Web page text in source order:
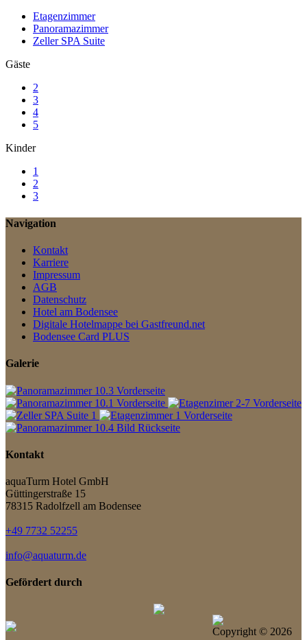
Etagenzimmer
Panoramazimmer
Zeller SPA Suite
Gäste
2
3
4
5
Kinder
1
2
3
Navigation
Kontakt
Karriere
Impressum
AGB
Datenschutz
Hotel am Bodensee
Digitale Hotelmappe bei Gastfreund.net
Bodensee Card PLUS
Galerie
Kontakt
aquaTurm Hotel GmbH
Güttingerstraße 15
78315 Radolfzell am Bodensee
+49 7732 52255
info@aquaturm.de
Gefördert durch
Copyright © 2026